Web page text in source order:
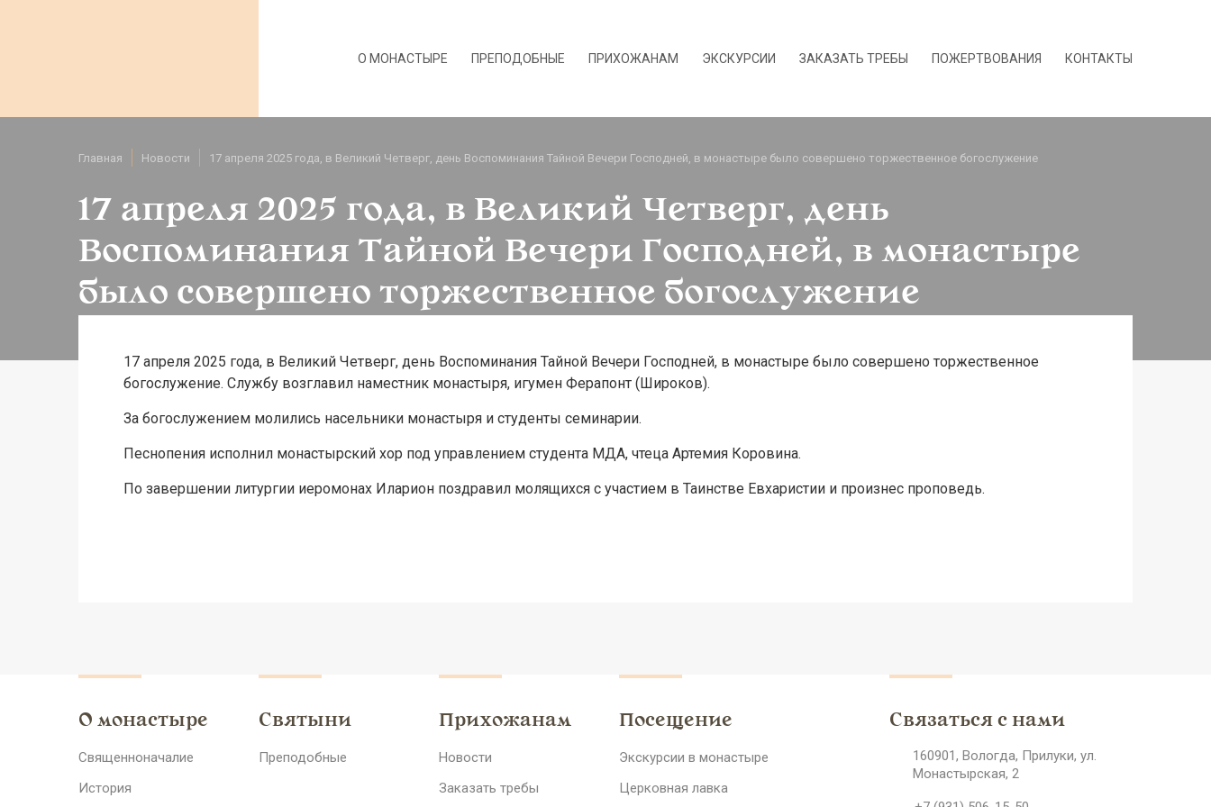
О МОНАСТЫРЕ ПРЕПОДОБНЫЕ ПРИХОЖАНАМ ЭКСКУРСИИ ЗАКАЗАТЬ ТРЕБЫ ПОЖЕРТВОВАНИЯ КОНТАКТЫ
Главная Новости 17 апреля 2025 года, в Великий Четверг, день Воспоминания Тайной Вечери Господней, в монастыре было совершено торжественное богослужение
17 апреля 2025 года, в Великий Четверг, день
Воспоминания Тайной Вечери Господней, в монастыре
было совершено торжественное богослужение
17 апреля 2025 года, в Великий Четверг, день Воспоминания Тайной Вечери Господней, в монастыре было совершено торжественное
богослужение. Службу возглавил наместник монастыря, игумен Ферапонт (Широков).
За богослужением молились насельники монастыря и студенты семинарии.
Песнопения исполнил монастырский хор под управлением студента МДА, чтеца Артемия Коровина.
По завершении литургии иеромонах Иларион поздравил молящихся с участием в Таинстве Евхаристии и произнес проповедь.
О монастыре
Священноначалие
История
Святыни
Преподобные
Прихожанам
Новости
Заказать требы
Посещение
Экскурсии в монастыре
Церковная лавка
Связаться с нами
160901, Вологда, Прилуки, ул.
Монастырская, 2